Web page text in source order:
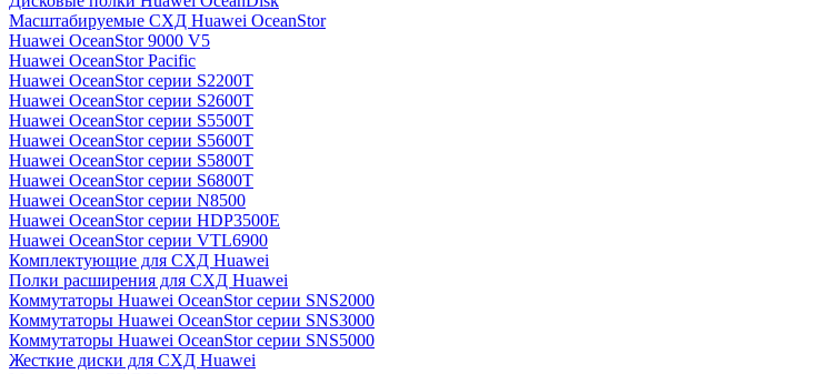
Масштабируемые СХД Huawei OceanStor
Huawei OceanStor 9000 V5
Huawei OceanStor Pacific
Huawei OceanStor серии S2200T
Huawei OceanStor серии S2600T
Huawei OceanStor серии S5500T
Huawei OceanStor серии S5600T
Huawei OceanStor серии S5800T
Huawei OceanStor серии S6800T
Huawei OceanStor серии N8500
Huawei OceanStor серии HDP3500E
Huawei OceanStor серии VTL6900
Комплектующие для СХД Huawei
Полки расширения для СХД Huawei
Коммутаторы Huawei OceanStor серии SNS2000
Коммутаторы Huawei OceanStor серии SNS3000
Коммутаторы Huawei OceanStor серии SNS5000
Жесткие диски для СХД Huawei